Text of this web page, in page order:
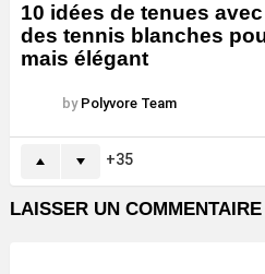
10 idées de tenues
des tennis blanches
mais élégant
by Polyvore Team
35
LAISSER UN COMMENTAIRE